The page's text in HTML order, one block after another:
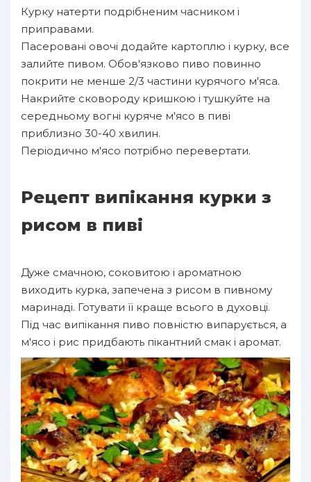
Курку натерти подрібненим часником і
приправами.
Пасеровані овочі додайте картоплю і курку, все
залийте пивом. Обов'язково пиво повинно
покрити не менше 2/3 частини курячого м'яса.
Накрийте сковороду кришкою і тушкуйте на
середньому вогні куряче м'ясо в пиві
приблизно 30-40 хвилин.
Періодично м'ясо потрібно перевертати.
Рецепт випікання курки з
рисом в пиві
Дуже смачною, соковитою і ароматною
виходить курка, запечена з рисом в пивному
маринаді. Готувати її краще всього в духовці.
Під час випікання пиво повністю випарується, а
м'ясо і рис придбають пікантний смак і аромат.